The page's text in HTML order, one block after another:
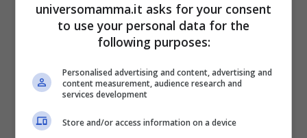
bebè è ilportaoggetti per passeggino
più un problema grazie alfasciatoio
portatile
pulire, che garantisce comfort al bambino
universomamma.it asks for your consent
to use your personal data for the
following purposes:
Personalised advertising and content, advertising and
content measurement, audience research and
services development
Store and/or access information on a device